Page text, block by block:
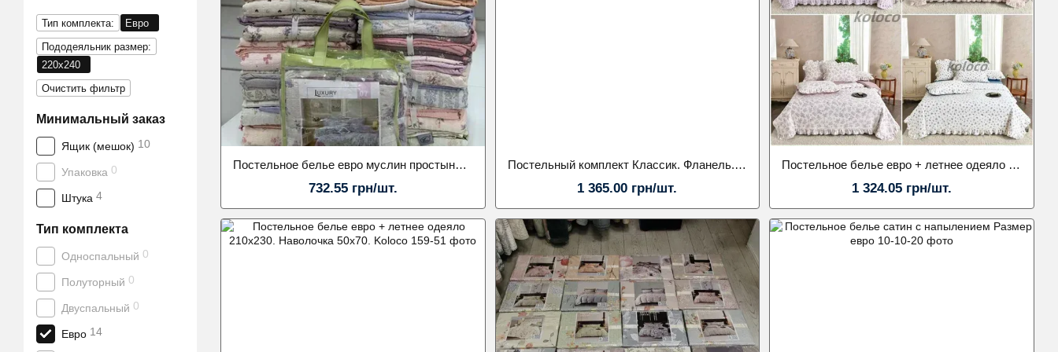
Постельное белье евро муслин простыня на резинке. Наволочка 70х70. Koloco
732.55 грн/шт.
Постельный комплект Классик. Фланель. Размер евро. Наволочка 50х70. Koloco
1 365.00 грн/шт.
Постельное белье евро + летнее одеяло 210х230. Наволочка 50х70. Koloco
1 324.05 грн/шт.
Тип комплекта:
Евро
Пододеяльник размер:
220х240
Очистить фильтр
Минимальный заказ
Ящик (мешок) 10
Упаковка 0
Штука 4
Тип комплекта
Односпальный 0
Полуторный 0
Двуспальный 0
Евро 14